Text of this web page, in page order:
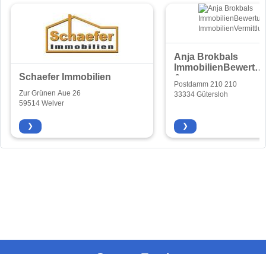
Schaefer Immobilien
Zur Grünen Aue 26
59514 Welver
❯
Anja Brokbals
&
Postdamm 210 210
33334 Gütersloh
❯